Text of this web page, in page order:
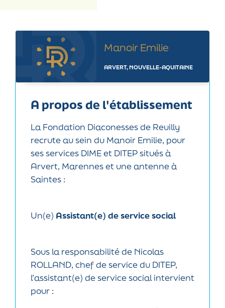
Manoir Emilie
ARVERT, NOUVELLE-AQUITAINE
Assistant(e)
service
A propos de l'établissement
La Fondation Diaconesses de Reuilly
recrute au sein du Manoir Emilie, pour
ses services DIME et DITEP situés à
Arvert, Marennes et une antenne à
Saintes :
Un(e) Assistant(e) de service social
Sous la responsabilité de Nicolas
ROLLAND, chef de service du DITEP,
l’assistant(e) de service social intervient
pour :